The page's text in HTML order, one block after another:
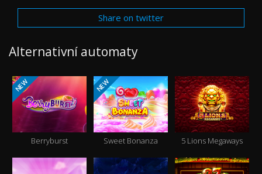
Share on twitter
Alternativní automaty
NEW
Berryburst
NEW
Sweet Bonanza 5 Lions Megaways